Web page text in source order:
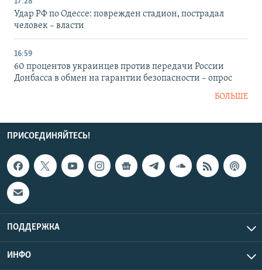
Удар РФ по Одессе: поврежден стадион, пострадал
человек – власти
16:59
60 процентов украинцев против передачи России
Донбасса в обмен на гарантии безопасности – опрос
БОЛЬШЕ
ПРИСОЕДИНЯЙТЕСЬ!
ПОДДЕРЖКА
ИНФО